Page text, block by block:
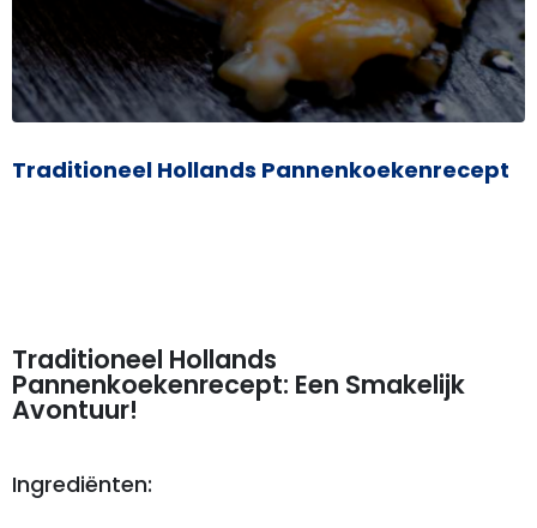
Traditioneel Hollands Pannenkoekenrecept
Traditioneel Hollands
Pannenkoekenrecept: Een Smakelijk
Avontuur!
Ingrediënten: